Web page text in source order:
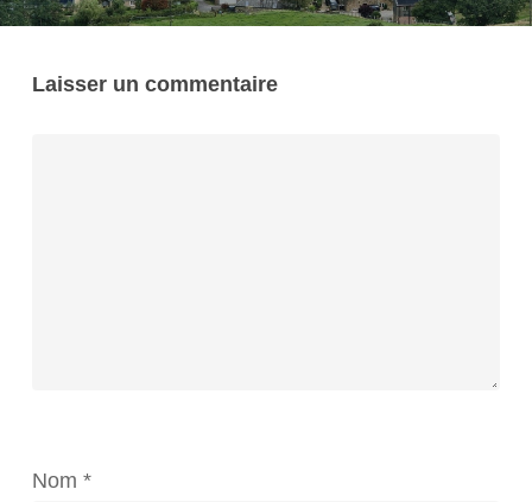
Laisser un commentaire
Nom *